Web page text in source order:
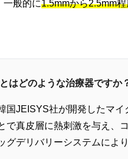
一般的に1.5mmから2.5mm
はどのような治療器ですか
国JEISYS社が開発したマ
で真皮層に熱刺激を与え、
グデリバリーシステムによ